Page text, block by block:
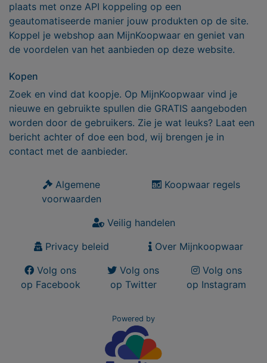
plaats met onze API koppeling op een
geautomatiseerde manier jouw produkten op de site.
Koppel je webshop aan MijnKoopwaar en geniet van
de voordelen van het aanbieden op deze website.
Kopen
Zoek en vind dat koopje. Op MijnKoopwaar vind je
nieuwe en gebruikte spullen die GRATIS aangeboden
worden door de gebruikers. Zie je wat leuks? Laat een
bericht achter of doe een bod, wij brengen je in
contact met de aanbieder.
Algemene
voorwaarden
Koopwaar regels
Veilig handelen
Privacy beleid
Over Mijnkoopwaar
Volg ons
op Facebook
Volg ons
op Twitter
Volg ons
op Instagram
Powered by